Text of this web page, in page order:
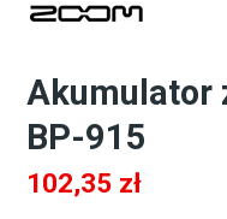
Akumulator
BP-915
102,35 zł